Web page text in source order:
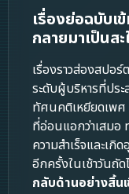
เรื่องย่อฉบับเ
กลายมาเป็นส
เรื่องราวส่องสปอ
ระดับผู้บริหารที่ปร
ทัศนคติเหยียดเพ
ที่อ่อนแอกว่าเสมอ
ความสำเร็จและเ
อีกครั้งในเช้าวันถัด
กลับด้านอย่างสิ้น